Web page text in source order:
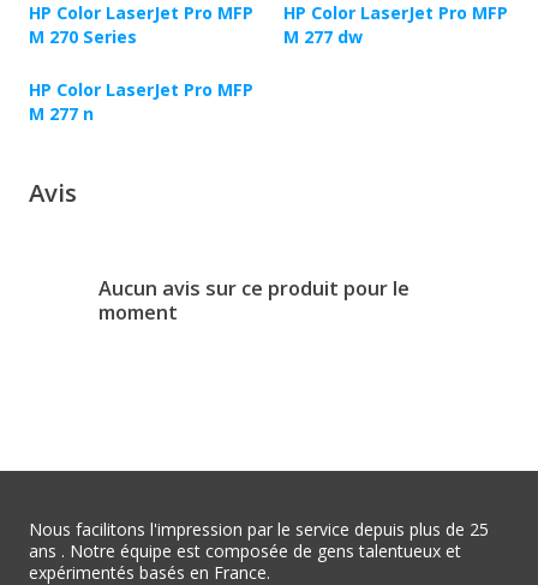
HP Color LaserJet Pro MFP
M 270 Series
HP Color LaserJet Pro MFP
M 277 dw
HP Color LaserJet Pro MFP
M 277 n
Avis
Aucun avis sur ce produit pour le
moment
Nous facilitons l'impression par le service depuis plus de 25
ans . Notre équipe est composée de gens talentueux et
expérimentés basés en France.